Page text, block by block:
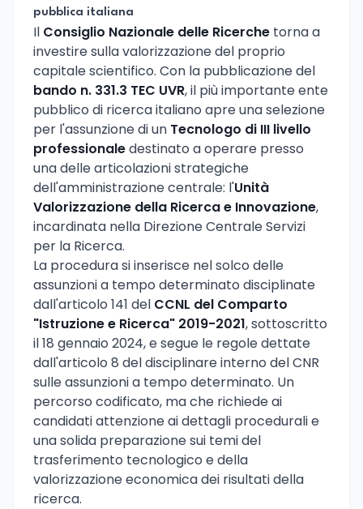
pubblica italiana
Il Consiglio Nazionale delle Ricerche torna a
investire sulla valorizzazione del proprio
capitale scientifico. Con la pubblicazione del
bando n. 331.3 TEC UVR, il più importante ente
pubblico di ricerca italiano apre una selezione
per l'assunzione di un Tecnologo di III livello
professionaledestinato a operare presso
una delle articolazioni strategiche
dell'amministrazione centrale: l'Unità
Valorizzazione della Ricerca e Innovazione,
incardinata nella Direzione Centrale Servizi
per la Ricerca.
La procedura si inserisce nel solco delle
assunzioni a tempo determinato disciplinate
dall'articolo 141 del CCNL del Comparto
"Istruzione e Ricerca" 2019-2021, sottoscritto
il 18 gennaio 2024, e segue le regole dettate
dall'articolo 8 del disciplinare interno del CNR
sulle assunzioni a tempo determinato. Un
percorso codificato, ma che richiede ai
candidati attenzione ai dettagli procedurali e
una solida preparazione sui temi del
trasferimento tecnologico e della
valorizzazione economica dei risultati della
ricerca.